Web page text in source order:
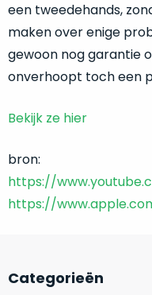
een tweedehands,
maken over enige
gewoon nog garantie
onverhoopt toch een
Bekijk ze hier
bron:
https://
https://
Categorieën
nieuw
te
onderscheiden
is.
leggen
wij
deze
garanderen: